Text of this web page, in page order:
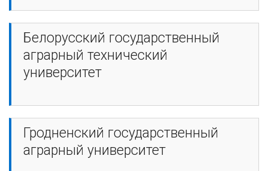
Белорусский государственный
аграрный технический
университет
Гродненский государственный
аграрный университет